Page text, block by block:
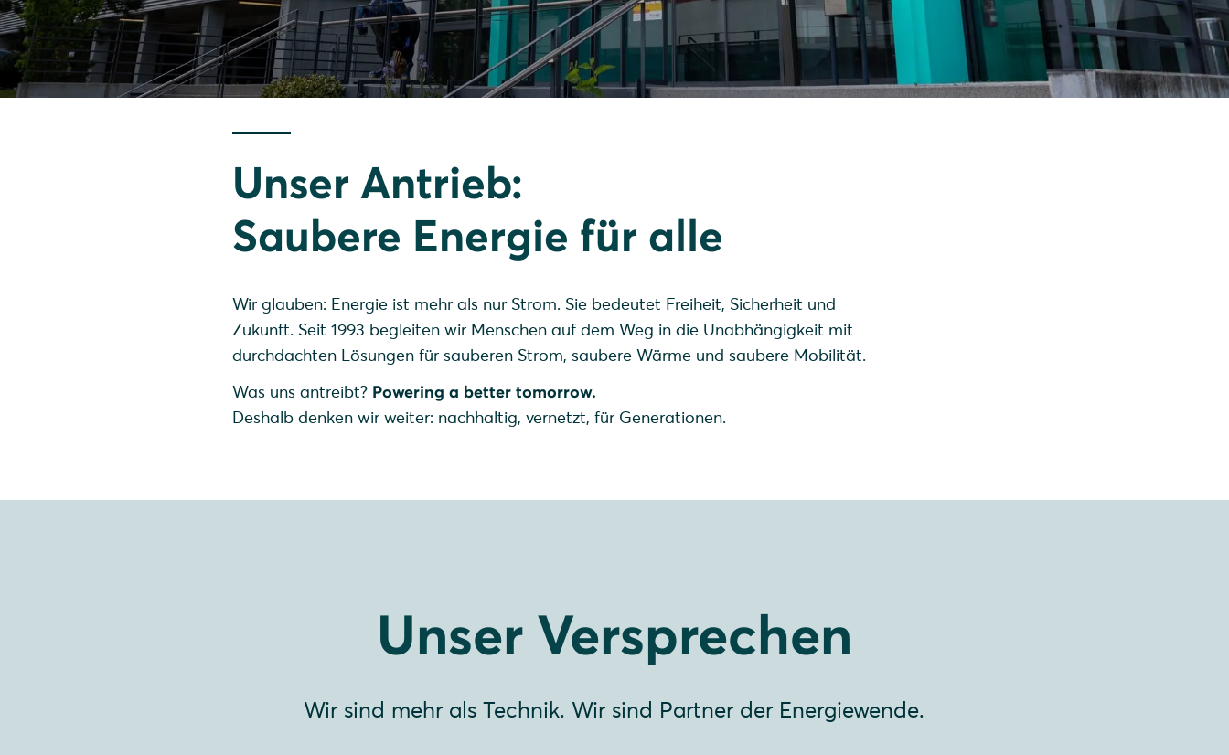
Unser Antrieb:
Saubere Energie für alle
Wir glauben: Energie ist mehr als nur Strom. Sie bedeutet Freiheit, Sicherheit und
Zukunft. Seit 1993 begleiten wir Menschen auf dem Weg in die Unabhängigkeit mit
durchdachten Lösungen für sauberen Strom, saubere Wärme und saubere Mobilität.
Was uns antreibt? Powering a better tomorrow.
Deshalb denken wir weiter: nachhaltig, vernetzt, für Generationen.
Unser Versprechen
Wir sind mehr als Technik. Wir sind Partner der Energiewende.